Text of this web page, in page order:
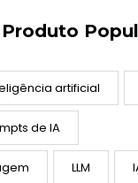
artificial
de IA
LLM